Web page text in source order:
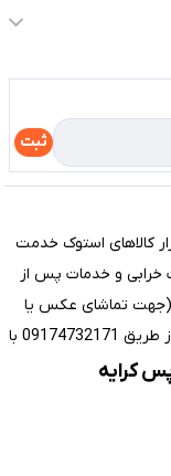
ثبت
کالاهای استوک خدمت
در صورت خرابی و خدمات پس از
(جهت تماشای عکس یا
فیلم کالای موردنظرتان، راهنمایی و مشاوره خرید از طریق 09174732171 با
کرایه